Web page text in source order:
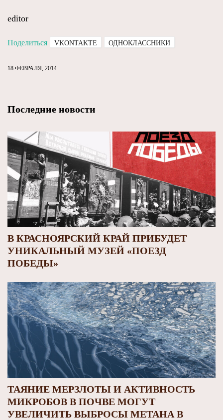
editor
Поделиться VKONTAKTE ОДНОКЛАССНИКИ
18 ФЕВРАЛЯ, 2014
Последние новости
В КРАСНОЯРСКИЙ КРАЙ ПРИБУДЕТ
УНИКАЛЬНЫЙ МУЗЕЙ «ПОЕЗД
ПОБЕДЫ»
ТАЯНИЕ МЕРЗЛОТЫ И АКТИВНОСТЬ
МИКРОБОВ В ПОЧВЕ МОГУТ
УВЕЛИЧИТЬ ВЫБРОСЫ МЕТАНА В